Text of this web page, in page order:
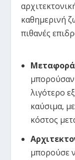
καθημερινή
πιθανές
Μεταφορά
μπορούσαν
λιγότερο
καύσιμα,
κόστος
μπορούσε